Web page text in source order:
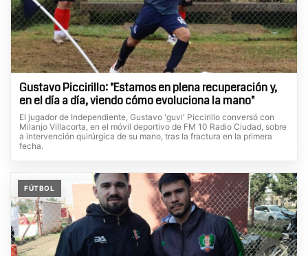
Gustavo Piccirillo: "Estamos en plena recuperación y,
en el día a día, viendo cómo evoluciona la mano"
El jugador de Independiente, Gustavo 'guvi' Piccirillo conversó con
Milanjo Villacorta, en el móvil deportivo de FM 10 Radio Ciudad, sobre
a intervención quirúrgica de su mano, tras la fractura en la primera
fecha.
FÚTBOL